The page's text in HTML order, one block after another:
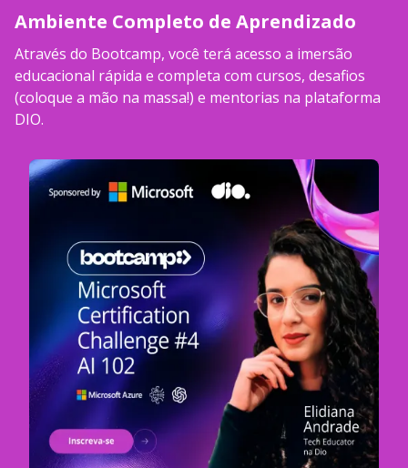
Ambiente Completo de Aprendizado
Através do Bootcamp, você terá acesso a imersão
educacional rápida e completa com cursos, desafios
(coloque a mão na massa!) e mentorias na plataforma
DIO.